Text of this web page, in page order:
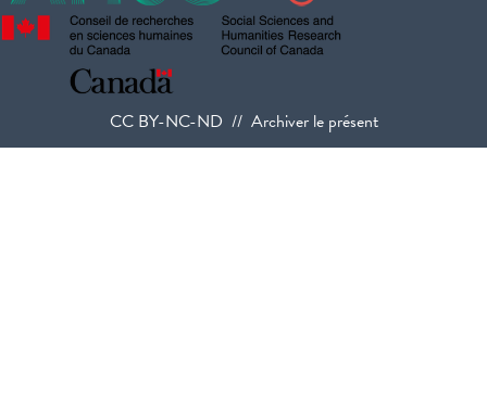
CC BY-NC-ND // Archiver le présent